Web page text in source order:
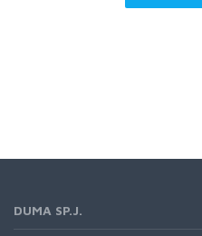
DUMA SP.J.